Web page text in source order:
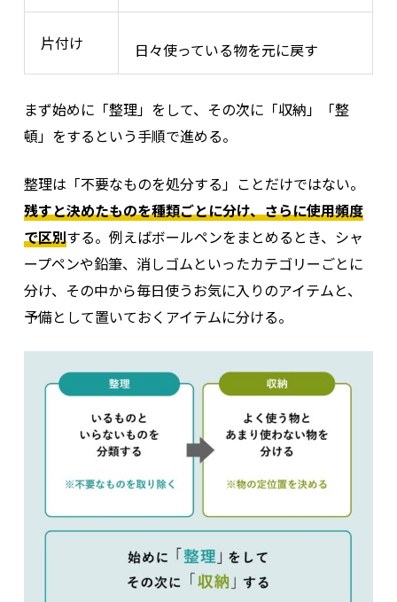
片付け 日々使っている物を元に戻す
まず始めに「整理」をして、その次に「収納」「整
頓」をするという手順で進める。
整理は「不要なものを処分する」ことだけではない。
残すと決めたものを種類ごとに分け、さらに使用頻度
で区別する。例えばボールペンをまとめるとき、シャ
ープペンや鉛筆、消しゴムといったカテゴリーごとに
分け、その中から毎日使うお気に入りのアイテムと、
予備として置いておくアイテムに分ける。